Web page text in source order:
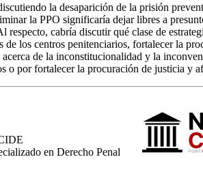
la desaparición de la prisión
la PPO significaría dejar libres a
cabría discutir qué clase de
los centros penitenciarios, fortalecer la
de la inconstitucionalidad y la
o por fortalecer la procuración de justicia y
en Derecho Penal